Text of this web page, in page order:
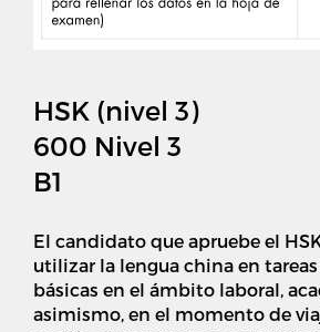
HSK (nivel 3)
600 Nivel 3
B1
El candidato que apruebe el
utilizar la lengua china en
básicas en el ámbito laboral,
asimismo, en el momento de